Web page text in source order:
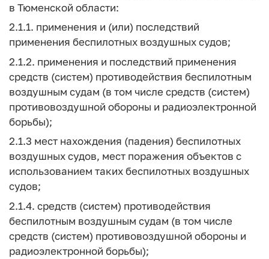
в Тюменской области:
2.1.1. применения и (или) последствий
применения беспилотных воздушных судов;
2.1.2. применения и последствий применения
средств (систем) противодействия беспилотным
воздушным судам (в том числе средств (систем)
противовоздушной обороны и радиоэлектронной
борьбы);
2.1.3 мест нахождения (падения) беспилотных
воздушных судов, мест поражения объектов с
использованием таких беспилотных воздушных
судов;
2.1.4. средств (систем) противодействия
беспилотным воздушным судам (в том числе
средств (систем) противовоздушной обороны и
радиоэлектронной борьбы);